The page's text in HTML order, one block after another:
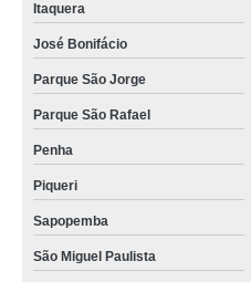
Itaquera
José Bonifácio
Parque São Jorge
Parque São Rafael
Penha
Piqueri
Sapopemba
São Miguel Paulista